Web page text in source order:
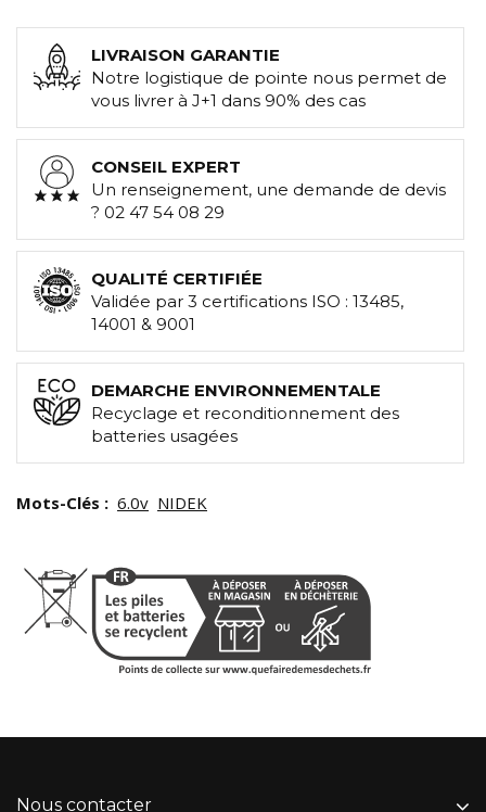
LIVRAISON GARANTIE
Notre logistique de pointe nous permet de
vous livrer à J+1 dans 90% des cas
CONSEIL EXPERT
Un renseignement, une demande de devis
? 02 47 54 08 29
QUALITÉ CERTIFIÉE
Validée par 3 certifications ISO : 13485,
14001 & 9001
DEMARCHE ENVIRONNEMENTALE
Recyclage et reconditionnement des
batteries usagées
Mots-Clés : 6.0v NIDEK
Nous contacter